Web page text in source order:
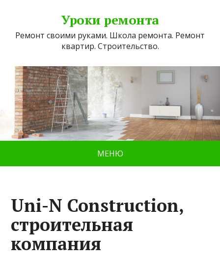
Уроки ремонта
Ремонт своими руками. Школа ремонта. Ремонт
квартир. Строительство.
МЕНЮ
Uni-N Construction,
строительная
компания